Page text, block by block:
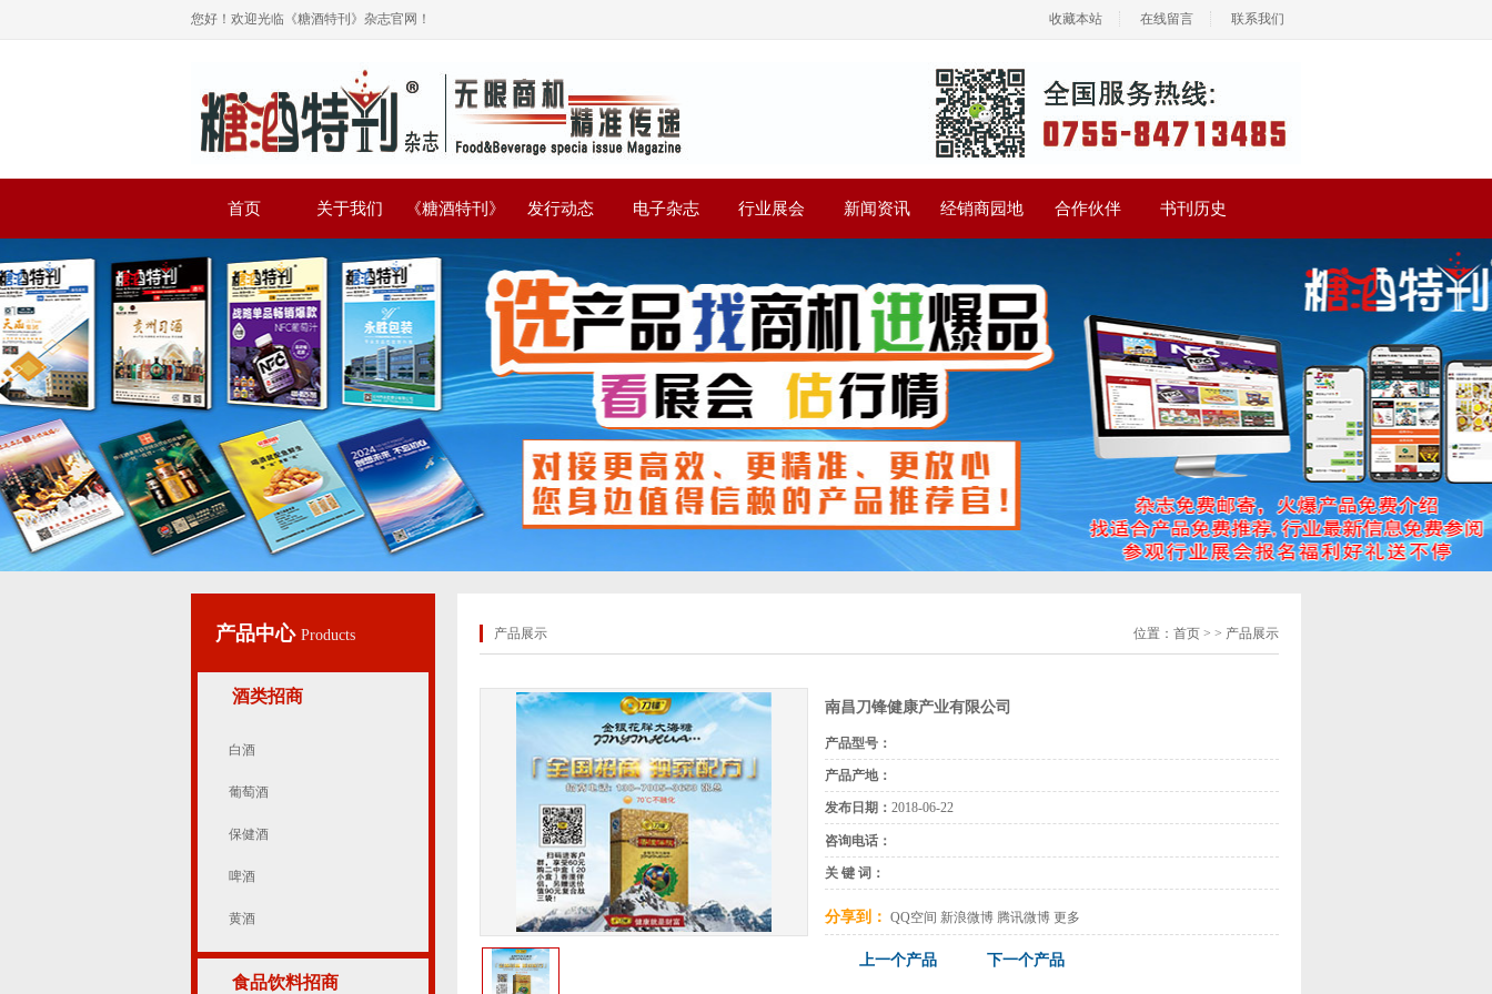
您好！欢迎光临《糖酒特刊》杂志官网！ 收藏本站 在线留言 联系我们
首页 关于我们 《糖酒特刊》 发行动态 电子杂志 行业展会 新闻资讯 经销商园地 合作伙伴 书刊历史
产品中心 Products
酒类招商
白酒
葡萄酒
保健酒
啤酒
黄酒
食品饮料招商
产品展示 位置： 首页 > > 产品展示
南昌刀锋健康产业有限公司
产品型号：
产品产地：
发布日期： 2018-06-22
咨询电话：
关 键 词：
分享到： QQ空间 新浪微博 腾讯微博 更多
下一个产品
上一个产品